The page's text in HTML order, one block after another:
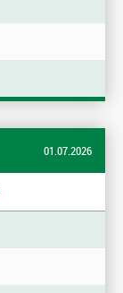
01.07.2026